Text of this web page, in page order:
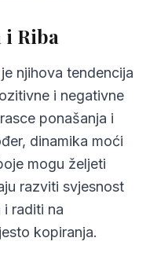
i Riba
njihova tendencija
i negativne
ponašanja i
dinamika moći
mogu željeti
razviti svjesnost
i raditi na
kopiranja.